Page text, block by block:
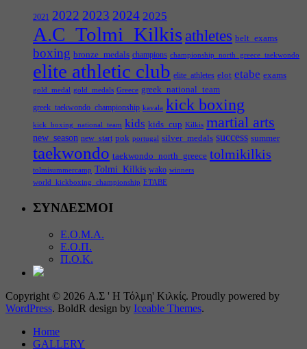
2021 2022 2023 2024 2025
A.C_Tolmi_Kilkis athletes belt_exams
boxing bronze_medals champions championship_north_greece_taekwondo
elite athletic club elite_athletes elot etabe exams
gold_medal gold_medals Greece greek_national_team
greek_taekwondo_championship kavala kick boxing
kick_boxing_national_team kids kids_cup Kilkis martial arts
new_season new_start pok portugal silver_medals success summer
taekwondo taekwondo_north_greece tolmikilkis
tolmisummercamp Tolmi_Kilkis wako winners
world_kickboxing_championship ΕΤΑΒΕ
ΣΥΝΔΕΣΜΟΙ
Ε.Ο.Μ.Α.
Ε.Ο.Π.
Π.Ο.Κ.
Copyright © 2026 Α.Σ ' Η Τόλμη' Κιλκίς. Proudly powered by
WordPress. BoldR design by Iceable Themes.
Home
GALLERY